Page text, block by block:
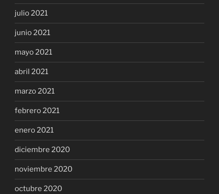
julio 2021
junio 2021
mayo 2021
abril 2021
marzo 2021
febrero 2021
enero 2021
diciembre 2020
noviembre 2020
octubre 2020